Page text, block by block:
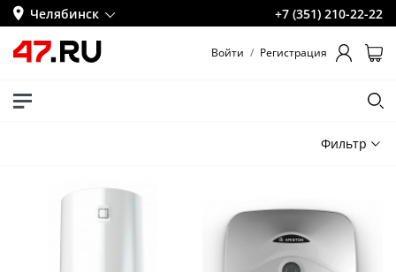
Челябинск +7 (351) 210-22-22
Войти / Регистрация
Фильтр